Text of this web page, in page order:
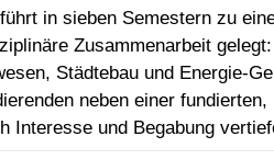
in sieben Semestern zu
Zusammenarbeit
Städtebau und Energie-
neben einer
Interesse und Begabung